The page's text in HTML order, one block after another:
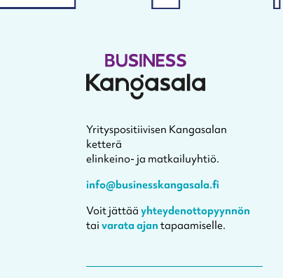
Yrityspositiivisen Kangasalan
ketterä
elinkeino- ja matkailuyhtiö.
info@businesskangasala.fi
Voit jättääyhteydenottopyynnön
taivarata ajantapaamiselle.